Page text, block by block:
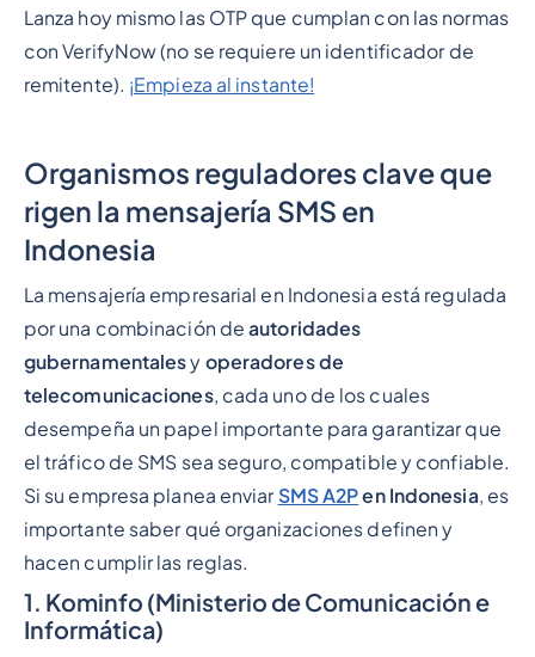
Lanza hoy mismo las OTP que cumplan con las normas
con VerifyNow (no se requiere un identificador de
remitente). ¡Empieza al instante!
Organismos reguladores clave que
rigen la mensajería SMS en
Indonesia
La mensajería empresarial en Indonesia está regulada
por una combinación deautoridades
gubernamentalesy operadores de
telecomunicaciones, cada uno de los cuales
desempeña un papel importante para garantizar que
el tráfico de SMS sea seguro, compatible y confiable.
Si su empresa planea enviar SMS A2Pen Indonesia, es
importante saber qué organizaciones definen y
hacen cumplir las reglas.
1. Kominfo (Ministerio de Comunicación e
Informática)